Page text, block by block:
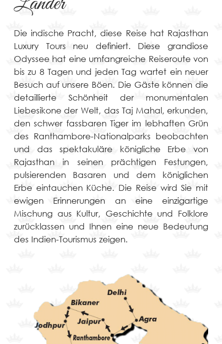
Die indische Pracht, diese Reise hat Rajasthan
Luxury Tours neu definiert. Diese grandiose
Odyssee hat eine umfangreiche Reiseroute von
bis zu 8 Tagen und jeden Tag wartet ein neuer
Besuch auf unsere Böen. Die Gäste können die
detaillierte Schönheit der monumentalen
Liebesikone der Welt, das Taj Mahal, erkunden,
den schwer fassbaren Tiger im lebhaften Grün
des Ranthambore-Nationalparks beobachten
und das spektakuläre königliche Erbe von
Rajasthan in seinen prächtigen Festungen,
pulsierenden Basaren und dem königlichen
Erbe eintauchen Küche. Die Reise wird Sie mit
ewigen Erinnerungen an eine einzigartige
Mischung aus Kultur, Geschichte und Folklore
zurücklassen und Ihnen eine neue Bedeutung
des Indien-Tourismus zeigen.